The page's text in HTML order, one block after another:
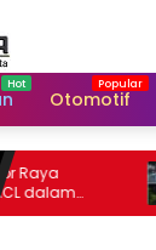
Otomotif
385 Titik PJU
Penerangan Jalan
Rasakan